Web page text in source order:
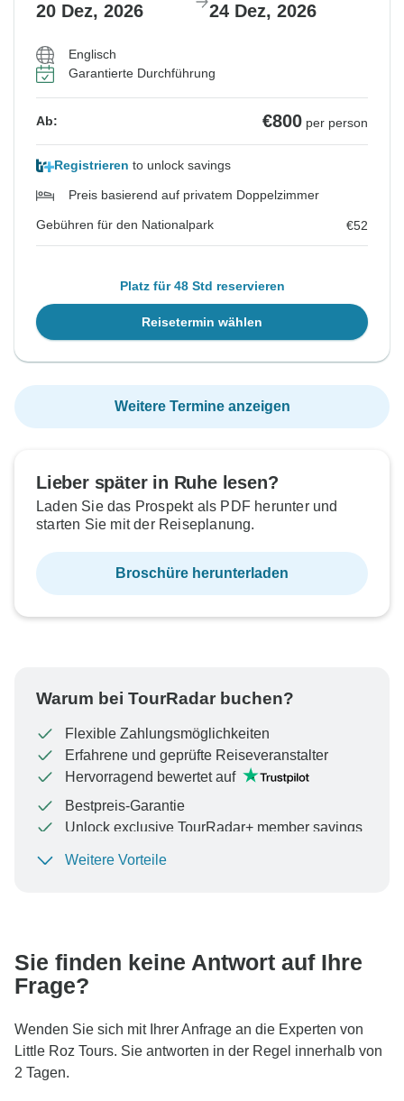
20 Dez, 2026 24 Dez, 2026
Englisch
Garantierte Durchführung
Ab: €800 per person
Registrieren to unlock savings
Preis basierend auf privatem Doppelzimmer
Gebühren für den Nationalpark €52
Platz für 48 Std reservieren
Reisetermin wählen
Weitere Termine anzeigen
Lieber später in Ruhe lesen?
Laden Sie das Prospekt als PDF herunter und
starten Sie mit der Reiseplanung.
Broschüre herunterladen
Warum bei TourRadar buchen?
Flexible Zahlungsmöglichkeiten
Erfahrene und geprüfte Reiseveranstalter
Hervorragend bewertet auf
Bestpreis-Garantie
Unlock exclusive TourRadar+ member savings
Um Ihre Zahlung zu schützen und sicherzustellen,
Weitere Vorteile
Sie finden keine Antwort auf Ihre
Frage?
Wenden Sie sich mit Ihrer Anfrage an die Experten von
Little Roz Tours. Sie antworten in der Regel innerhalb von
2 Tagen.